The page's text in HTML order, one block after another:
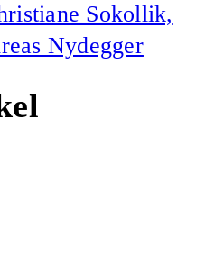
Sokollik,
Nydegger